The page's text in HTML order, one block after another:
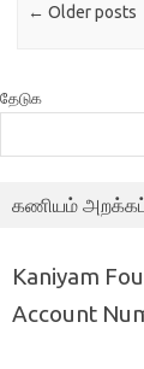
← Older posts
தேடுக
கணியம்
Kaniyam
Account